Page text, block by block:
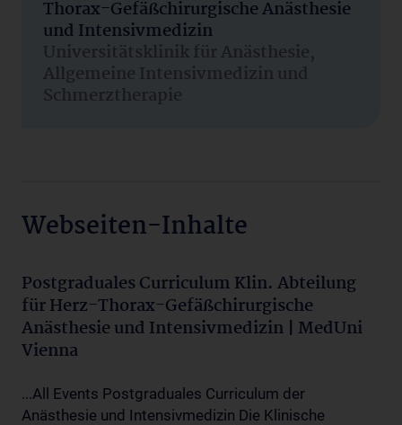
Thorax-Gefäßchirurgische Anästhesie
und Intensivmedizin
Universitätsklinik für Anästhesie,
Allgemeine Intensivmedizin und
Schmerztherapie
Webseiten-Inhalte
Postgraduales Curriculum Klin. Abteilung
für Herz-Thorax-Gefäßchirurgische
Anästhesie und Intensivmedizin | MedUni
Vienna
...All Events Postgraduales Curriculum der
Anästhesie und Intensivmedizin Die Klinische